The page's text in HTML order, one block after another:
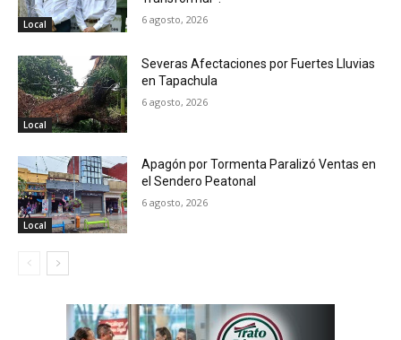
Local 6 agosto, 2026
Local
Severas Afectaciones por Fuertes Lluvias
en Tapachula
6 agosto, 2026
Local
Apagón por Tormenta Paralizó Ventas en
el Sendero Peatonal
6 agosto, 2026